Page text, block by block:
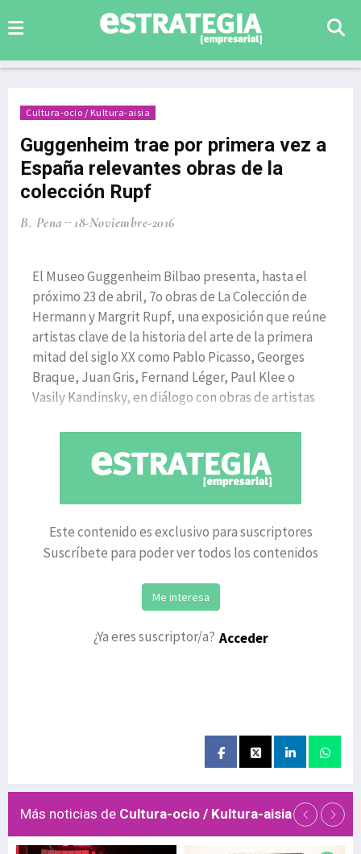
Cultura-ocio / Kultura-aisia
Guggenheim trae por primera vez a
España relevantes obras de la
colección Rupf
B. Pena 18-Noviembre-2016
El Museo Guggenheim Bilbao presenta, hasta el
próximo 23 de abril, 7o obras de La Colección de
Hermann y Margrit Rupf, una exposición que reúne
artistas clave de la historia del arte de la primera
mitad del siglo XX como Pablo Picasso, Georges
Braque, Juan Gris, Fernand Léger, Paul Klee o
Vasily Kandinsky, en diálogo con obras de artistas
Este contenido es exclusivo para suscriptores
Suscríbete para poder ver todos los contenidos
Me interesa
¿Ya eres suscriptor/a? Acceder
Más noticias de Cultura-ocio / Kultura-aisia